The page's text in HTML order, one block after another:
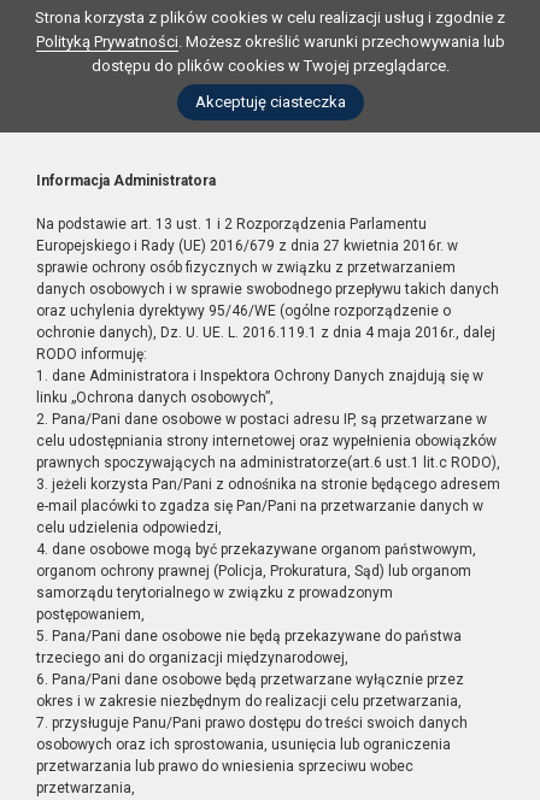
Strona korzysta z plików cookies w celu realizacji usług i zgodnie z
Polityką Prywatności. Możesz określić warunki przechowywania lub
dostępu do plików cookies w Twojej przeglądarce.
Akceptuję ciasteczka
Informacja Administratora
Na podstawie art. 13 ust. 1 i 2 Rozporządzenia Parlamentu
Europejskiego i Rady (UE) 2016/679 z dnia 27 kwietnia 2016r. w
sprawie ochrony osób fizycznych w związku z przetwarzaniem
danych osobowych i w sprawie swobodnego przepływu takich danych
oraz uchylenia dyrektywy 95/46/WE (ogólne rozporządzenie o
ochronie danych), Dz. U. UE. L. 2016.119.1 z dnia 4 maja 2016r., dalej
RODO informuję:
1. dane Administratora i Inspektora Ochrony Danych znajdują się w
linku „Ochrona danych osobowych”,
2. Pana/Pani dane osobowe w postaci adresu IP, są przetwarzane w
celu udostępniania strony internetowej oraz wypełnienia obowiązków
prawnych spoczywających na administratorze(art.6 ust.1 lit.c RODO),
3. jeżeli korzysta Pan/Pani z odnośnika na stronie będącego adresem
e-mail placówki to zgadza się Pan/Pani na przetwarzanie danych w
celu udzielenia odpowiedzi,
4. dane osobowe mogą być przekazywane organom państwowym,
organom ochrony prawnej (Policja, Prokuratura, Sąd) lub organom
samorządu terytorialnego w związku z prowadzonym
postępowaniem,
5. Pana/Pani dane osobowe nie będą przekazywane do państwa
trzeciego ani do organizacji międzynarodowej,
6. Pana/Pani dane osobowe będą przetwarzane wyłącznie przez
okres i w zakresie niezbędnym do realizacji celu przetwarzania,
7. przysługuje Panu/Pani prawo dostępu do treści swoich danych
osobowych oraz ich sprostowania, usunięcia lub ograniczenia
przetwarzania lub prawo do wniesienia sprzeciwu wobec
przetwarzania,